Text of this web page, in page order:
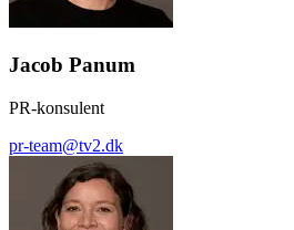
Jacob Panum
PR-konsulent
pr-team@tv2.dk